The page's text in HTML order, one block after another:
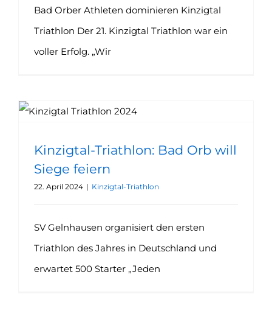
Bad Orber Athleten dominieren Kinzigtal
Triathlon Der 21. Kinzigtal Triathlon war ein
voller Erfolg. „Wir
Kinzigtal-Triathlon: Bad Orb will
Siege feiern
22. April 2024 | Kinzigtal-Triathlon
SV Gelnhausen organisiert den ersten
Triathlon des Jahres in Deutschland und
erwartet 500 Starter „Jeden